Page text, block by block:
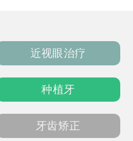
180元、基础体检480元。
人称赞医护人员耐心提醒
细致与便捷，上班族感激
持电话、公众号预约，地
可达，真正实现“家门口”的
近视眼治疗
种植牙
牙齿矫正